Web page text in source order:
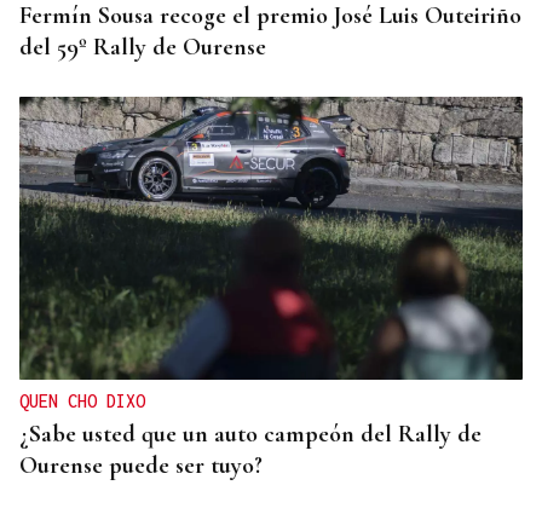
Fermín Sousa recoge el premio José Luis Outeiriño
del 59º Rally de Ourense
QUEN CHO DIXO
¿Sabe usted que un auto campeón del Rally de
Ourense puede ser tuyo?